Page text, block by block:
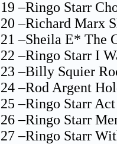
19 –Ringo Starr
20 –Richard Marx
21 –Sheila E* The
22 –Ringo Starr I
23 –Billy Squier
24 –Rod Argent
25 –Ringo Starr
26 –Ringo Starr
27 –Ringo Starr